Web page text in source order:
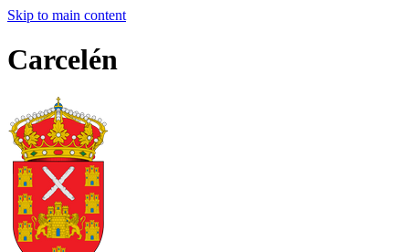
Skip to main content
Carcelén